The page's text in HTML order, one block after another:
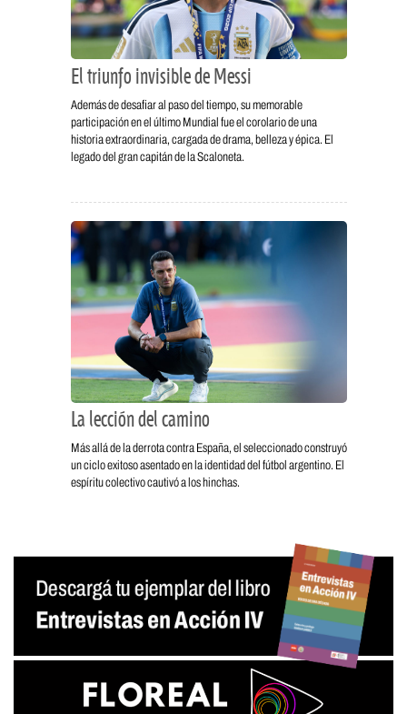
El triunfo invisible de Messi
Además de desafiar al paso del tiempo, su memorable
participación en el último Mundial fue el corolario de una
historia extraordinaria, cargada de drama, belleza y épica. El
legado del gran capitán de la Scaloneta.
La lección del camino
Más allá de la derrota contra España, el seleccionado construyó
un ciclo exitoso asentado en la identidad del fútbol argentino. El
espíritu colectivo cautivó a los hinchas.